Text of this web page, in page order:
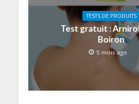
TESTS DE PRODUITS
Test gratuit :
Boiron
5 mois ago